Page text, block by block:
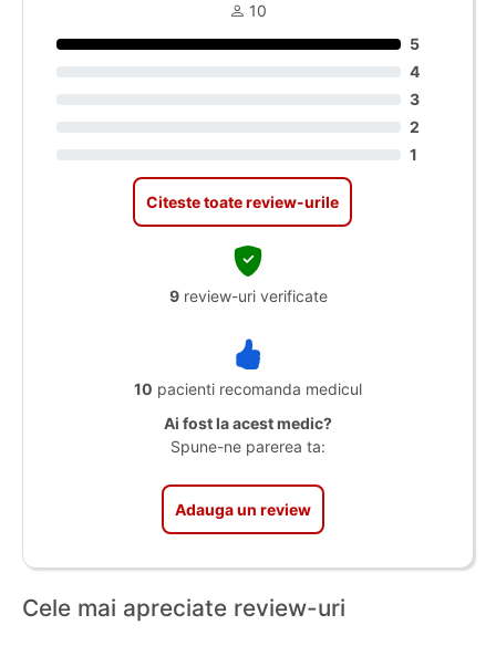
10
5
4
3
2
1
Citeste toate review-urile
9review-uri verificate
10 pacienti recomanda medicul
Ai fost la acest medic?
Spune-ne parerea ta:
Adauga un review
Cele mai apreciate review-uri